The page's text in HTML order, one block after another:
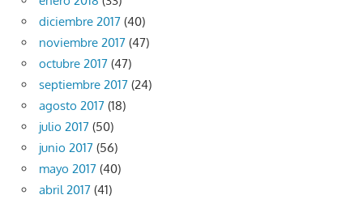
diciembre 2017 (40)
noviembre 2017 (47)
octubre 2017 (47)
septiembre 2017 (24)
agosto 2017 (18)
julio 2017 (50)
junio 2017 (56)
mayo 2017 (40)
abril 2017 (41)